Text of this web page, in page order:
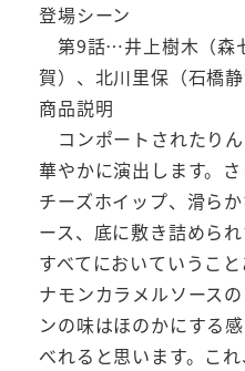
登場シーン
第9話…井上樹木（森
賀）、北川里保（石橋
商品説明
コンポートされたり
華やかに演出します。
チーズホイップ、滑ら
ース、底に敷き詰めら
すべてにおいていうこ
ナモンカラメルソース
ンの味はほのかにする
べれると思います。こ